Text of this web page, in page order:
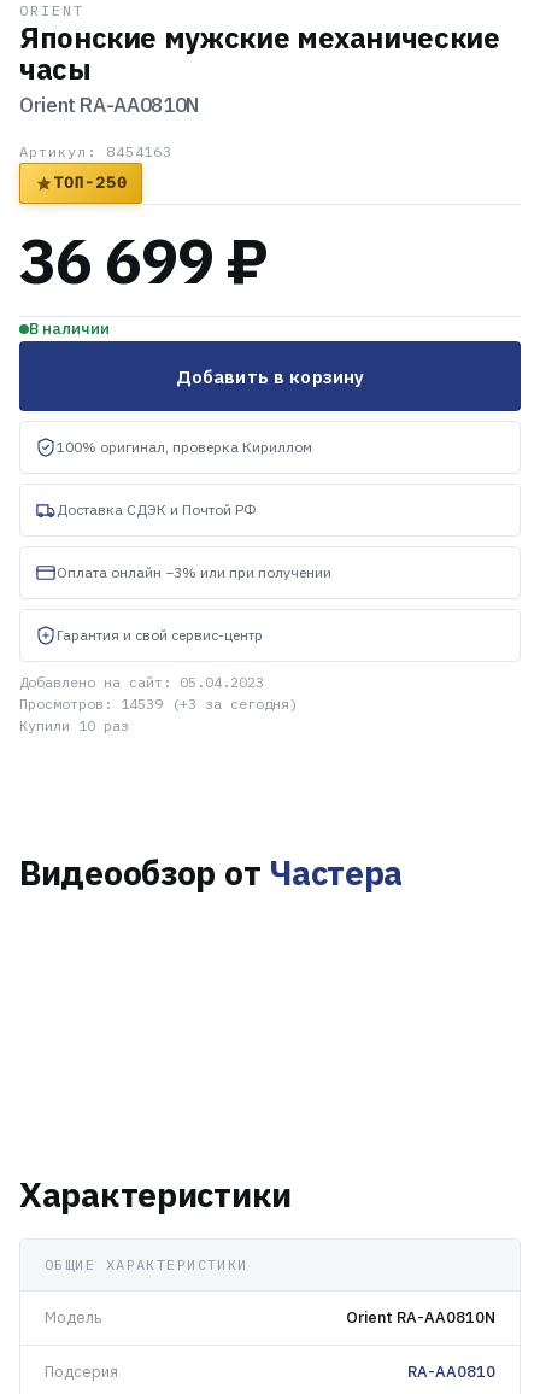
ORIENT
Японские мужские механические
часы
Orient RA-AA0810N
Артикул: 8454163
ТОП-250
36 699 ₽
В наличии
Добавить в корзину
100% оригинал, проверка Кириллом
Доставка СДЭК и Почтой РФ
Оплата онлайн −3% или при получении
Гарантия и свой сервис-центр
Добавлено на сайт: 05.04.2023
Просмотров: 14539 (+3 за сегодня)
Купили 10 раз
Характеристики
ОБЩИЕ ХАРАКТЕРИСТИКИ
Модель Orient RA-AA0810N
Подсерия RA-AA0810
Видеообзор от Частера